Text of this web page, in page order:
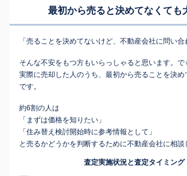
最初から売ると決めてなくても
「売ることを決めてないけど、不動産会社に問い合
そんな不安をもつ方もいらっしゃると思います。で
実際に売却した人のうち、最初から売ることを決
です。
約6割の人は
「まずは価格を知りたい」
「住み替え検討開始時に参考情報として」
と売るかどうかを判断するために不動産会社に相談
査定実施状況と査定タイミング